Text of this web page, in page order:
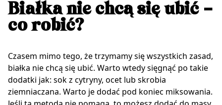
Białka nie chcą się ubić –
co robić?
Czasem mimo tego, że trzymamy się wszystkich zasad,
białka nie chcą się ubić. Warto wtedy sięgnąć po takie
dodatki jak: sok z cytryny, ocet lub skrobia
ziemniaczana. Warto je dodać pod koniec miksowania.